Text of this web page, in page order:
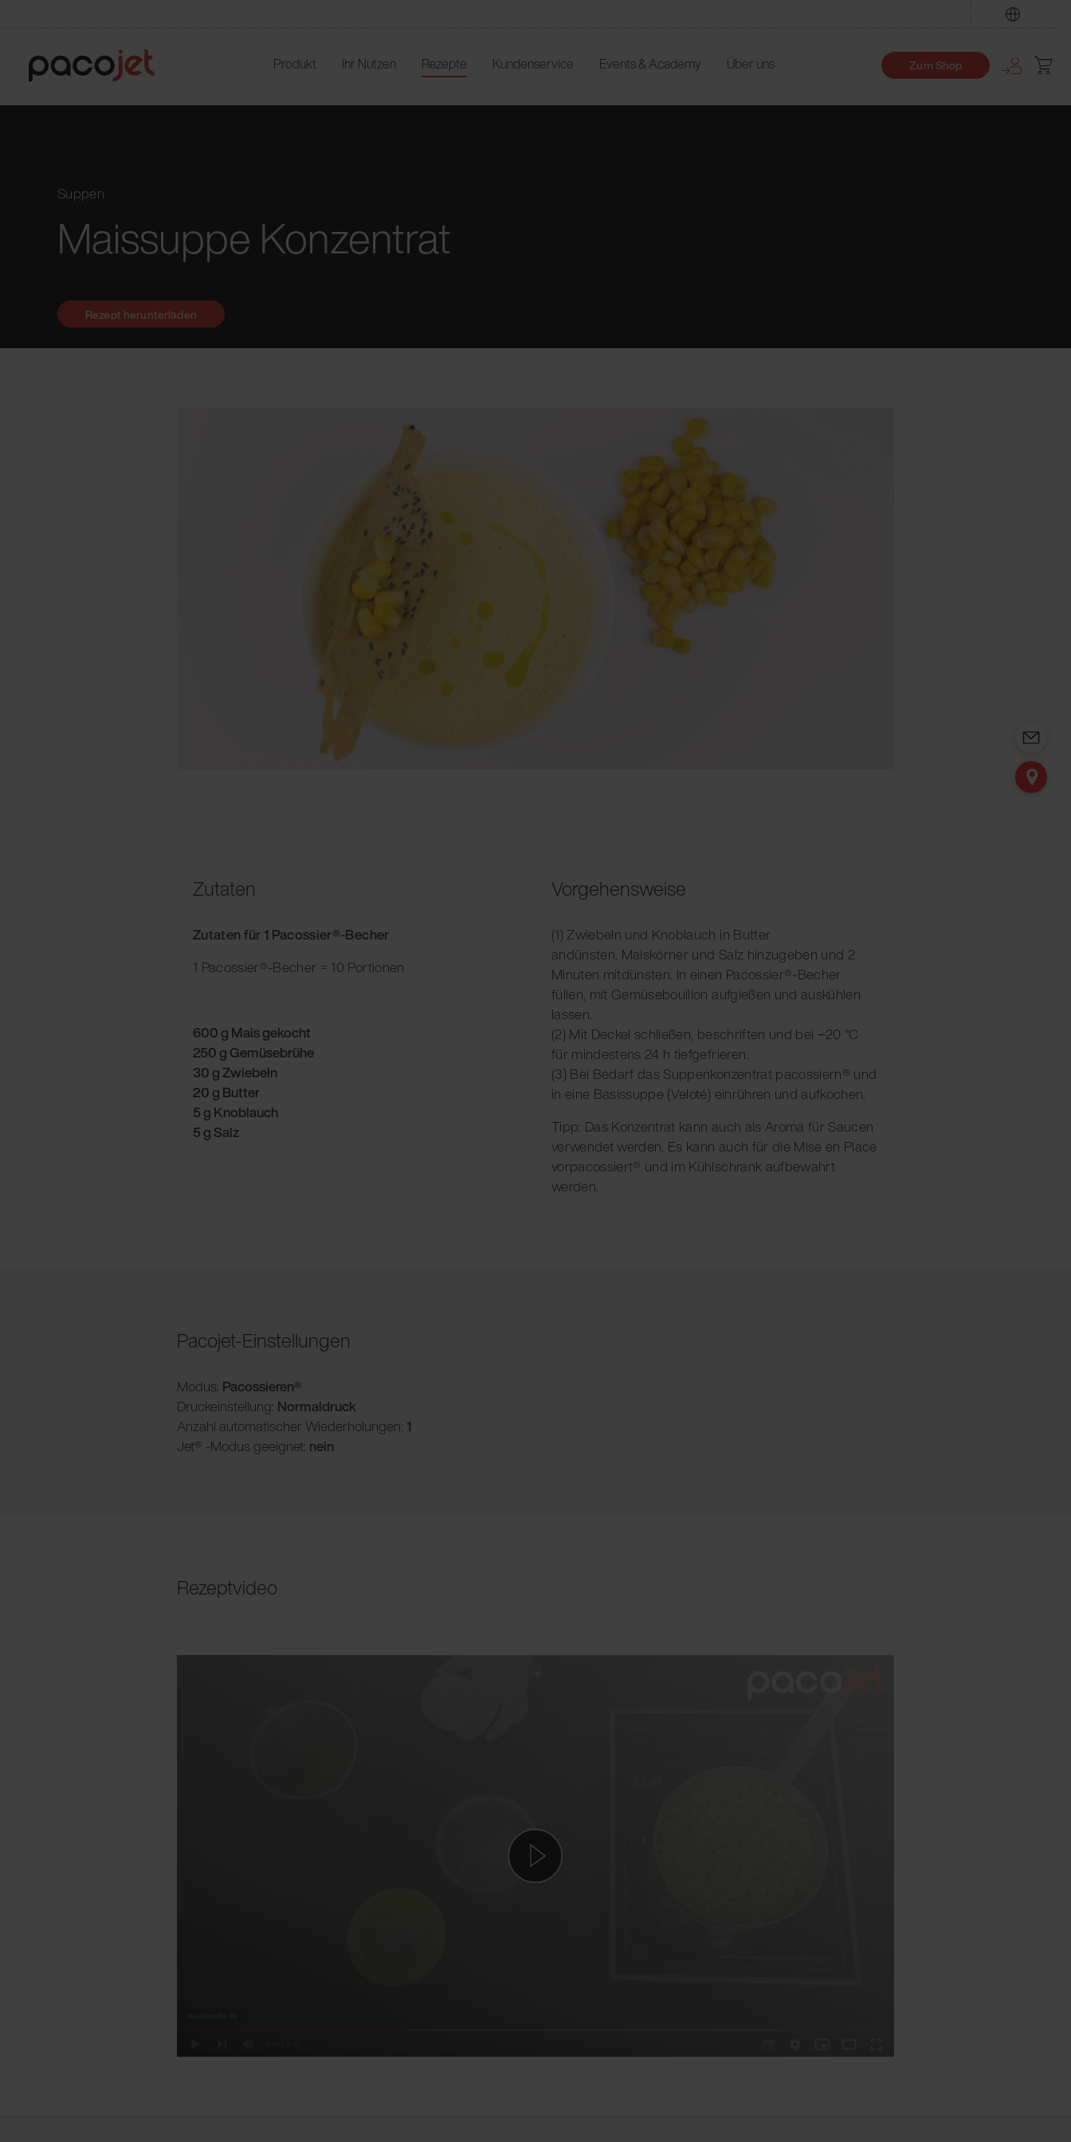
Produkt Ihr Nutzen Rezepte Kundenservice Events & Academy Über uns Zum Shop
Suppen
Maissuppe Konzentrat
Zutaten
Zutaten für 1 Pacossier®-Becher
1 Pacossier®-Becher = 10 Portionen
600 g Mais gekocht
250 g Gemüsebrühe
30 g Zwiebeln
20 g Butter
5 g Knoblauch
5 g Salz
Vorgehensweise
(1) Zwiebeln und Knoblauch in Butter
andünsten. Maiskörner und Salz hinzugeben und 2
Minuten mitdünsten. In einen Pacossier®-Becher
füllen, mit Gemüsebouillon aufgießen und auskühlen
lassen.
(2) Mit Deckel schließen, beschriften und bei −20 °C
für mindestens 24 h tiefgefrieren.
(3) Bei Bedarf das Suppenkonzentrat pacossiern® und
in eine Basissuppe (Veloté) einrühren und aufkochen.
Tipp: Das Konzentrat kann auch als Aroma für Saucen
verwendet werden. Es kann auch für die Mise en Place
vorpacossiert® und im Kühlschrank aufbewahrt
werden.
Pacojet-Einstellungen
Modus: Pacossieren®
Druckeinstellung: Normaldruck
Anzahl automatischer Wiederholungen: 1
Jet® -Modus geeignet: nein
Rezeptvideo
Rezept herunterladen